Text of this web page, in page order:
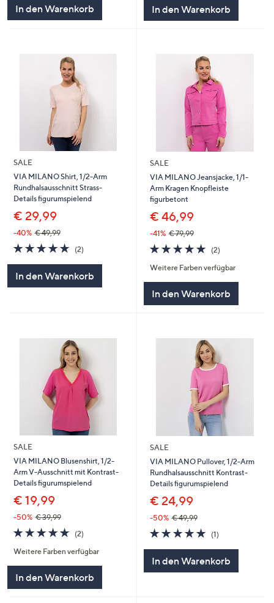
In den Warenkorb In den Warenkorb
SALE
VIA MILANO Shirt, 1/2-Arm
Rundhalsausschnitt Strass-
Details figurumspielend
€ 29,99
-40% € 49,99
5.0
von
(2)2
In den Warenkorb
SALE
VIA MILANO Jeansjacke, 1/1-
Arm Kragen Knopfleiste
figurbetont
€ 46,99
-41% € 79,99
5.0
von
5
(2)2
Weitere Farben verfügbar
In den Warenkorb
SALE
VIA MILANO Blusenshirt, 1/2-
Arm V-Ausschnitt mit Kontrast-
Details figurumspielend
€ 19,99
-50% € 39,99
5.0
von
5
(2)2
Weitere Farben verfügbar
In den Warenkorb
SALE
VIA MILANO Pullover, 1/2-Arm
Rundhalsausschnitt Kontrast-
Details figurumspielend
€ 24,99
-50% € 49,99
5.0
von
(1)1
In den Warenkorb